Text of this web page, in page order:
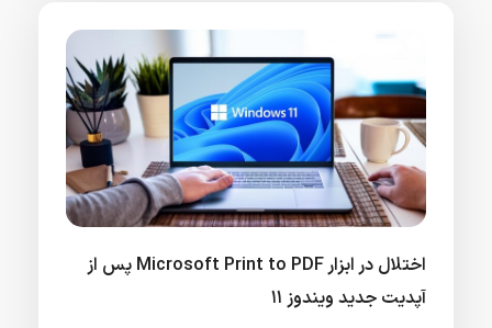
اختلال در ابزار Microsoft Print to PDF پس از
آپدیت جدید ویندوز ۱۱